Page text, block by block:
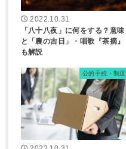
2022.10.31
「八十八夜」に何をする？意味
と「農の吉日」・唱歌『茶摘』
も解説
公的手続・制度